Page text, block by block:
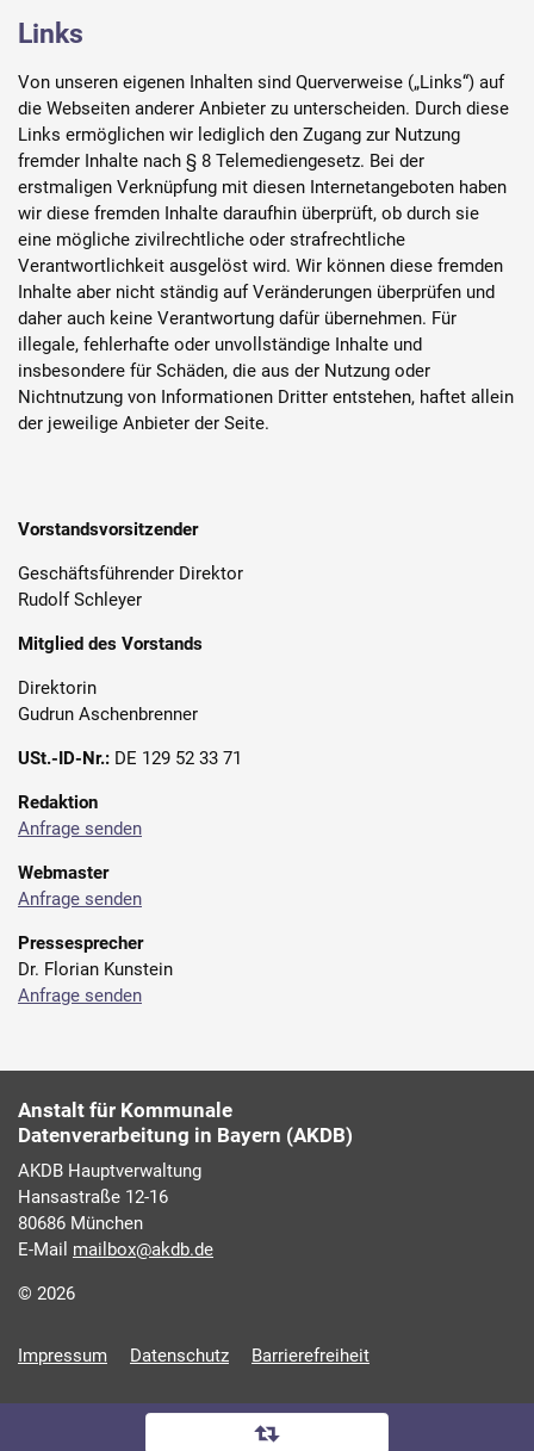
Links
Von unseren eigenen Inhalten sind Querverweise („Links“) auf
die Webseiten anderer Anbieter zu unterscheiden. Durch diese
Links ermöglichen wir lediglich den Zugang zur Nutzung
fremder Inhalte nach § 8 Telemediengesetz. Bei der
erstmaligen Verknüpfung mit diesen Internetangeboten haben
wir diese fremden Inhalte daraufhin überprüft, ob durch sie
eine mögliche zivilrechtliche oder strafrechtliche
Verantwortlichkeit ausgelöst wird. Wir können diese fremden
Inhalte aber nicht ständig auf Veränderungen überprüfen und
daher auch keine Verantwortung dafür übernehmen. Für
illegale, fehlerhafte oder unvollständige Inhalte und
insbesondere für Schäden, die aus der Nutzung oder
Nichtnutzung von Informationen Dritter entstehen, haftet allein
der jeweilige Anbieter der Seite.
Vorstandsvorsitzender
Geschäftsführender Direktor
Rudolf Schleyer
Mitglied des Vorstands
Direktorin
Gudrun Aschenbrenner
USt.-ID-Nr.: DE 129 52 33 71
Redaktion
Anfrage senden
Webmaster
Anfrage senden
Pressesprecher
Dr. Florian Kunstein
Anfrage senden
Anstalt für Kommunale
Datenverarbeitung in Bayern (AKDB)
AKDB Hauptverwaltung
Hansastraße 12-16
80686 München
E-Mail mailbox@akdb.de
© 2026
Impressum Datenschutz Barrierefreiheit